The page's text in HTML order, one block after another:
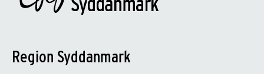
Region Syddanmark